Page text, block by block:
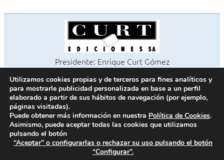
Presidente: Enrique Curt Gómez
©2026 Revista Cocinas y Baños
Todos los derechos reservados
Paseo de Gracia, 63. 1º 2ª. 08008 Barcelona -
Fax 933 183 505
Política de cookies
Utilizamos cookies propias y de terceros para fines analíticos y
para mostrarle publicidad personalizada en base a un perfil
elaborado a partir de sus hábitos de navegación (por ejemplo,
páginas visitadas).
Puede obtener más información en nuestra Política de Cookies.
Asimismo, puede aceptar todas las cookies que utilizamos
pulsando el botón
“Aceptar” o configurarlas o rechazar su uso pulsando el botón
“Configurar”.